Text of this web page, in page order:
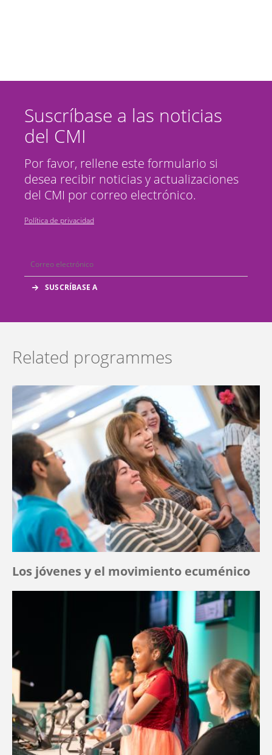
Suscríbase a las noticias
del CMI
Por favor, rellene este formulario si
desea recibir noticias y actualizaciones
del CMI por correo electrónico.
Política de privacidad
Related programmes
Los jóvenes y el movimiento ecuménico